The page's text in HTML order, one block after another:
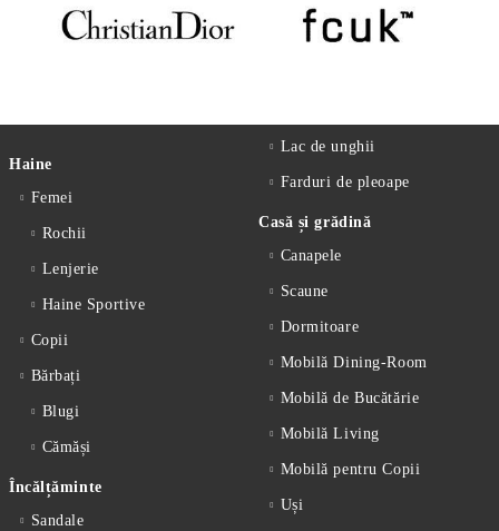
Haine
Femei
Rochii
Lenjerie
Haine Sportive
Copii
Bărbați
Blugi
Cămăși
Încălțăminte
Sandale
Lac de unghii
Farduri de pleoape
Casă și grădină
Canapele
Scaune
Dormitoare
Mobilă Dining-Room
Mobilă de Bucătărie
Mobilă Living
Mobilă pentru Copii
Uși